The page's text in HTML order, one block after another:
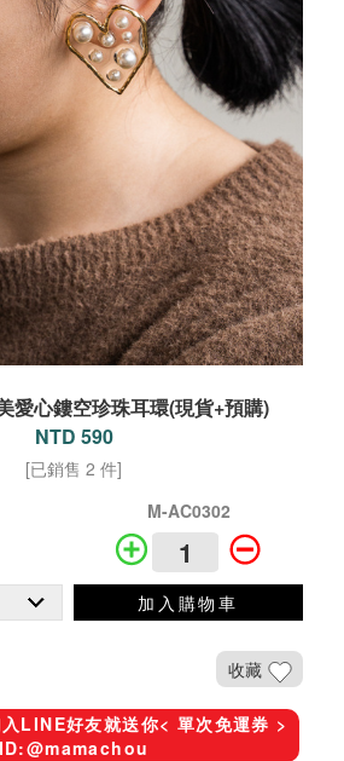
愛心鏤空珍珠耳環(現貨+預購)
NTD 590
[已銷售 2 件]
M-AC0302
加入購物車
收藏
LINE好友就送你< 單次免運券 >
ID:@mamachou